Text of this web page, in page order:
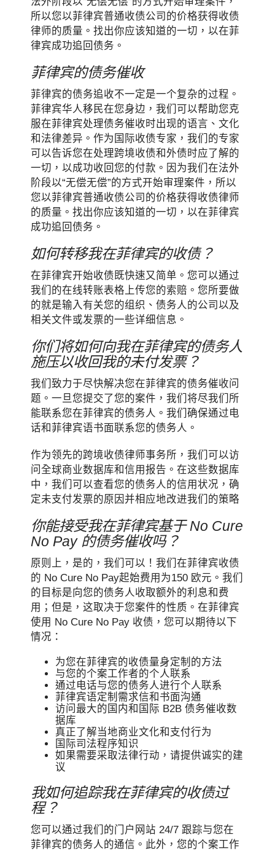
所以您以菲律宾普通收债公司的价格获得收债
律师的质量。找出你应该知道的一切，以在菲
律宾成功追回债务。
菲律宾的债务催收
菲律宾的债务追收不一定是一个复杂的过程。
菲律宾华人移民在您身边，我们可以帮助您克
服在菲律宾处理债务催收时出现的语言、文化
和法律差异。作为国际收债专家，我们的专家
可以告诉您在处理跨境收债和外债时应了解的
一切，以成功收回您的付款。因为我们在法外
阶段以“无偿无偿”的方式开始审理案件，所以
您以菲律宾普通收债公司的价格获得收债律师
的质量。找出你应该知道的一切，以在菲律宾
成功追回债务。
如何转移我在菲律宾的收债？
在菲律宾开始收债既快速又简单。您可以通过
我们的在线转账表格上传您的索赔。您所要做
的就是输入有关您的组织、债务人的公司以及
相关文件或发票的一些详细信息。
你们将如何向我在菲律宾的债务人
施压以收回我的未付发票？
我们致力于尽快解决您在菲律宾的债务催收问
题。一旦您提交了您的案件，我们将尽我们所
能联系您在菲律宾的债务人。我们确保通过电
话和菲律宾语书面联系您的债务人。
作为领先的跨境收债律师事务所，我们可以访
问全球商业数据库和信用报告。在这些数据库
中，我们可以查看您的债务人的信用状况，确
定未支付发票的原因并相应地改进我们的策略
你能接受我在菲律宾基于 No Cure
No Pay 的债务催收吗？
原则上，是的，我们可以！我们在菲律宾收债
的 No Cure No Pay起始费用为150 欧元。我们
的目标是向您的债务人收取额外的利息和费
用；但是，这取决于您案件的性质。在菲律宾
使用 No Cure No Pay 收债，您可以期待以下
情况：
为您在菲律宾的收债量身定制的方法
与您的个案工作者的个人联系
通过电话与您的债务人进行个人联系
菲律宾语定制需求信和书面沟通
访问最大的国内和国际 B2B 债务催收数
据库
真正了解当地商业文化和支付行为
国际司法程序知识
如果需要采取法律行动，请提供诚实的建
议
我如何追踪我在菲律宾的收债过
程？
您可以通过我们的门户网站 24/7 跟踪与您在
菲律宾的债务人的通信。此外，您的个案工作